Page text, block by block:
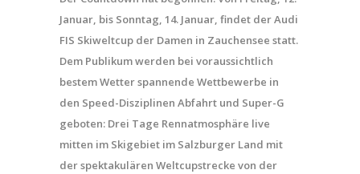
Januar, bis Sonntag, 14. Januar, findet der Audi
FIS Skiweltcup der Damen in Zauchensee statt.
Dem Publikum werden bei voraussichtlich
bestem Wetter spannende Wettbewerbe in
den Speed-Disziplinen Abfahrt und Super-G
geboten: Drei Tage Rennatmosphäre live
mitten im Skigebiet im Salzburger Land mit
der spektakulären Weltcupstrecke von der